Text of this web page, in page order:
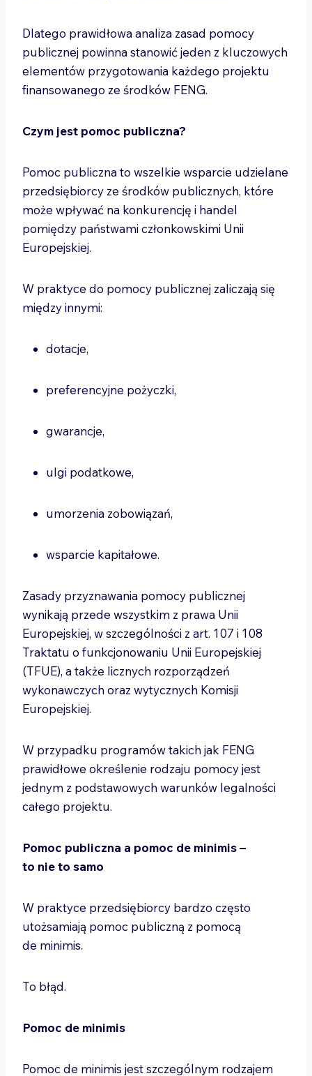
Dlatego prawidłowa analiza zasad pomocy
publicznej powinna stanowić jeden z kluczowych
elementów przygotowania każdego projektu
finansowanego ze środków FENG.
Czym jest pomoc publiczna?
Pomoc publiczna to wszelkie wsparcie udzielane
przedsiębiorcy ze środków publicznych, które
może wpływać na konkurencję i handel
pomiędzy państwami członkowskimi Unii
Europejskiej.
W praktyce do pomocy publicznej zaliczają się
między innymi:
dotacje,
preferencyjne pożyczki,
gwarancje,
ulgi podatkowe,
umorzenia zobowiązań,
wsparcie kapitałowe.
Zasady przyznawania pomocy publicznej
wynikają przede wszystkim z prawa Unii
Europejskiej, w szczególności z art. 107 i 108
Traktatu o funkcjonowaniu Unii Europejskiej
(TFUE), a także licznych rozporządzeń
wykonawczych oraz wytycznych Komisji
Europejskiej.
W przypadku programów takich jak FENG
prawidłowe określenie rodzaju pomocy jest
jednym z podstawowych warunków legalności
całego projektu.
Pomoc publiczna a pomoc de minimis –
to nie to samo
W praktyce przedsiębiorcy bardzo często
utożsamiają pomoc publiczną z pomocą
de minimis.
To błąd.
Pomoc de minimis
Pomoc de minimis jest szczególnym rodzajem